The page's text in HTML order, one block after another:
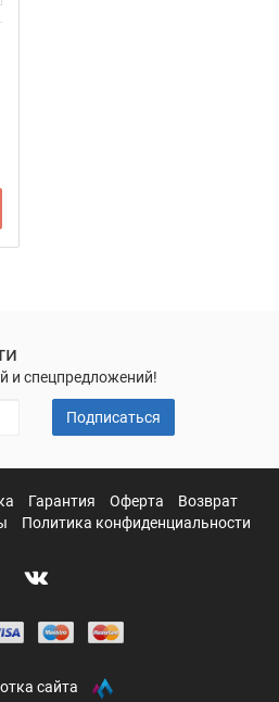
и спецпредложений!
Подписаться
Гарантия Оферта
Возврат
Политика конфиденциальности
сайта